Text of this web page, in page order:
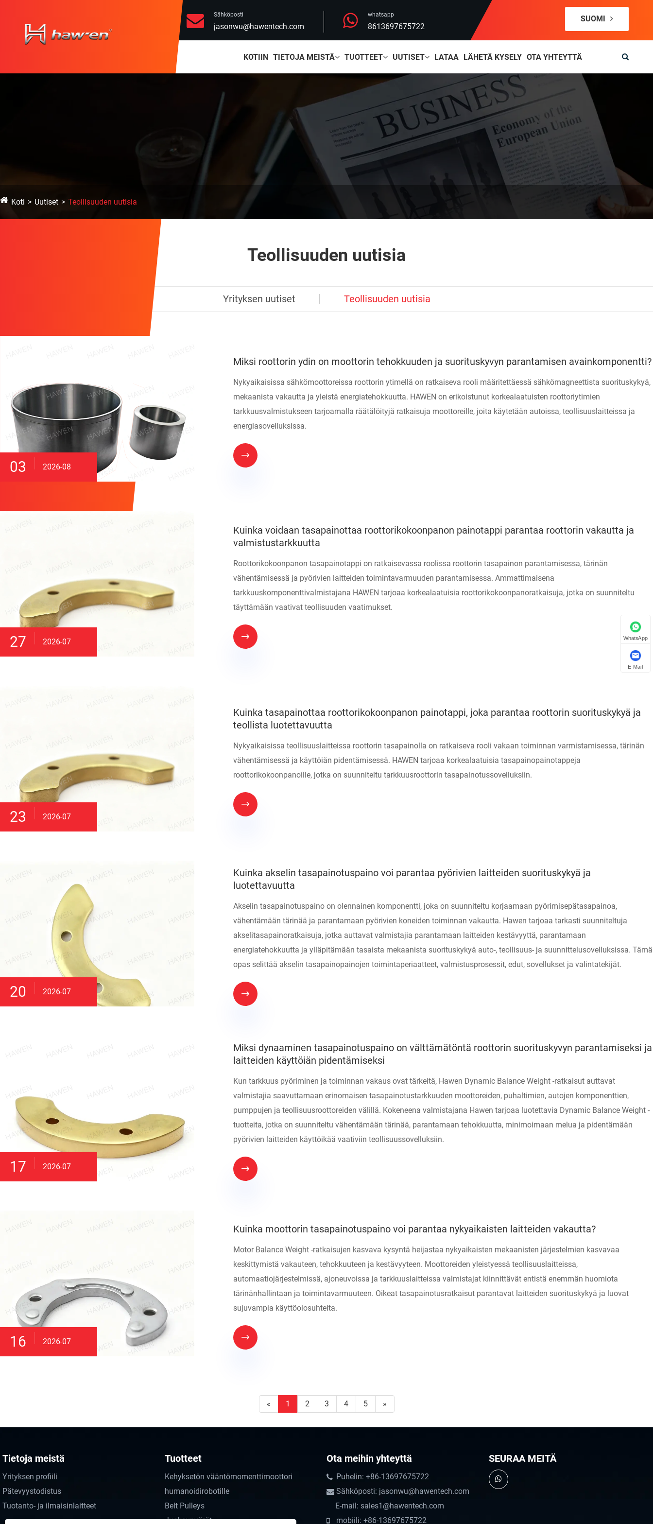
Sähköposti
jasonwu@hawentech.com
whatsapp
8613697675722
SUOMI
KOTIIN TIETOJA MEISTÄ TUOTTEET UUTISET LATAA LÄHETÄ KYSELY OTA YHTEYTTÄ
Koti Uutiset Teollisuuden uutisia
Teollisuuden uutisia
Yrityksen uutiset Teollisuuden uutisia
03 2026-08
Miksi roottorin ydin on moottorin tehokkuuden ja suorituskyvyn parantamisen avainkomponentti?
Nykyaikaisissa sähkömoottoreissa roottorin ytimellä on ratkaiseva rooli määritettäessä sähkömagneettista suorituskykyä,
mekaanista vakautta ja yleistä energiatehokkuutta. HAWEN on erikoistunut korkealaatuisten roottoriytimien
tarkkuusvalmistukseen tarjoamalla räätälöityjä ratkaisuja moottoreille, joita käytetään autoissa, teollisuuslaitteissa ja
energiasovelluksissa.

27 2026-07
Kuinka voidaan tasapainottaa roottorikokoonpanon painotappi parantaa roottorin vakautta ja
valmistustarkkuutta
Roottorikokoonpanon tasapainotappi on ratkaisevassa roolissa roottorin tasapainon parantamisessa, tärinän
vähentämisessä ja pyörivien laitteiden toimintavarmuuden parantamisessa. Ammattimaisena
tarkkuuskomponenttivalmistajana HAWEN tarjoaa korkealaatuisia roottorikokoonpanoratkaisuja, jotka on suunniteltu
täyttämään vaativat teollisuuden vaatimukset.

23 2026-07
Kuinka tasapainottaa roottorikokoonpanon painotappi, joka parantaa roottorin suorituskykyä ja
teollista luotettavuutta
Nykyaikaisissa teollisuuslaitteissa roottorin tasapainolla on ratkaiseva rooli vakaan toiminnan varmistamisessa, tärinän
vähentämisessä ja käyttöiän pidentämisessä. HAWEN tarjoaa korkealaatuisia tasapainopainotappeja
roottorikokoonpanoille, jotka on suunniteltu tarkkuusroottorin tasapainotussovelluksiin.

20 2026-07
Kuinka akselin tasapainotuspaino voi parantaa pyörivien laitteiden suorituskykyä ja
luotettavuutta
Akselin tasapainotuspaino on olennainen komponentti, joka on suunniteltu korjaamaan pyörimisepätasapainoa,
vähentämään tärinää ja parantamaan pyörivien koneiden toiminnan vakautta. Hawen tarjoaa tarkasti suunniteltuja
akselitasapainoratkaisuja, jotka auttavat valmistajia parantamaan laitteiden kestävyyttä, parantamaan
energiatehokkuutta ja ylläpitämään tasaista mekaanista suorituskykyä auto-, teollisuus- ja suunnittelusovelluksissa. Tämä
opas selittää akselin tasapainopainojen toimintaperiaatteet, valmistusprosessit, edut, sovellukset ja valintatekijät.

17 2026-07
Miksi dynaaminen tasapainotuspaino on välttämätöntä roottorin suorituskyvyn parantamiseksi ja
laitteiden käyttöiän pidentämiseksi
Kun tarkkuus pyöriminen ja toiminnan vakaus ovat tärkeitä, Hawen Dynamic Balance Weight -ratkaisut auttavat
valmistajia saavuttamaan erinomaisen tasapainotustarkkuuden moottoreiden, puhaltimien, autojen komponenttien,
pumppujen ja teollisuusroottoreiden välillä. Kokeneena valmistajana Hawen tarjoaa luotettavia Dynamic Balance Weight -
tuotteita, jotka on suunniteltu vähentämään tärinää, parantamaan tehokkuutta, minimoimaan melua ja pidentämään
pyörivien laitteiden käyttöikää vaativiin teollisuussovelluksiin.

16 2026-07
Kuinka moottorin tasapainotuspaino voi parantaa nykyaikaisten laitteiden vakautta?
Motor Balance Weight -ratkaisujen kasvava kysyntä heijastaa nykyaikaisten mekaanisten järjestelmien kasvavaa
keskittymistä vakauteen, tehokkuuteen ja kestävyyteen. Moottoreiden yleistyessä teollisuuslaitteissa,
automaatiojärjestelmissä, ajoneuvoissa ja tarkkuuslaitteissa valmistajat kiinnittävät entistä enemmän huomiota
tärinänhallintaan ja toimintavarmuuteen. Oikeat tasapainotusratkaisut parantavat laitteiden suorituskykyä ja luovat
sujuvampia käyttöolosuhteita.

« 1 2 3 4 5 »
Tietoja meistä
Yrityksen profiili
Pätevyystodistus
Tuotanto- ja ilmaisinlaitteet
Tuotteet
Kehyksetön vääntömomenttimoottori
humanoidirobotille
Belt Pulleys
Juoksupyörät
Ota meihin yhteyttä
Puhelin: +86-13697675722
Sähköposti: jasonwu@hawentech.com
E-mail: sales1@hawentech.com
mobiili: +86-13697675722
SEURAA MEITÄ
WhatsApp
E-Mail